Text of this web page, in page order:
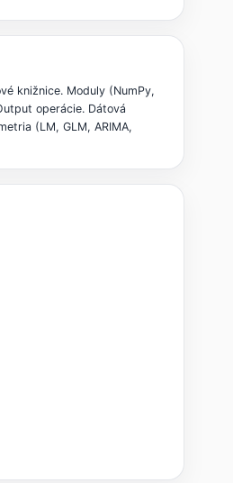
knižnice. Moduly (NumPy,
operácie. Dátová
(LM, GLM, ARIMA,